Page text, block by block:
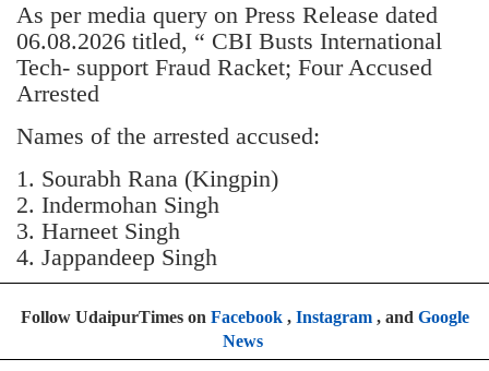
As per media query on Press Release dated
06.08.2026 titled, “ CBI Busts International
Tech- support Fraud Racket; Four Accused
Arrested
Names of the arrested accused:
1. Sourabh Rana (Kingpin)
2. Indermohan Singh
3. ⁠Harneet Singh
4. ⁠Jappandeep Singh
Follow UdaipurTimes on Facebook, Instagram, and Google
News